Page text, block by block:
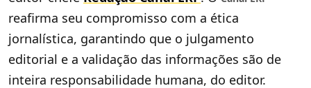
reafirma seu compromisso com a ética
jornalística, garantindo que o julgamento
editorial e a validação das informações são de
inteira responsabilidade humana, do editor.